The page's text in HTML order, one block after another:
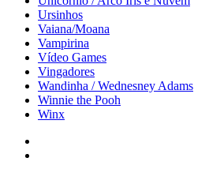
Ursinhos
Vaiana/Moana
Vampirina
Vídeo Games
Vingadores
Wandinha / Wednesney Adams
Winnie the Pooh
Winx